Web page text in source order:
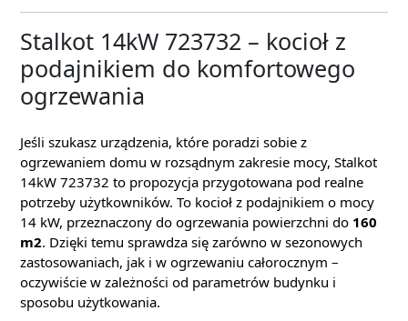
Stalkot 14kW 723732 – kocioł z
podajnikiem do komfortowego
ogrzewania
Jeśli szukasz urządzenia, które poradzi sobie z
ogrzewaniem domu w rozsądnym zakresie mocy, Stalkot
14kW 723732 to propozycja przygotowana pod realne
potrzeby użytkowników. To kocioł z podajnikiem o mocy
14 kW, przeznaczony do ogrzewania powierzchni do 160
m2. Dzięki temu sprawdza się zarówno w sezonowych
zastosowaniach, jak i w ogrzewaniu całorocznym –
oczywiście w zależności od parametrów budynku i
sposobu użytkowania.